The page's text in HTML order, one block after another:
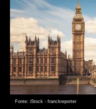
Fonte: iStock - franckreporter